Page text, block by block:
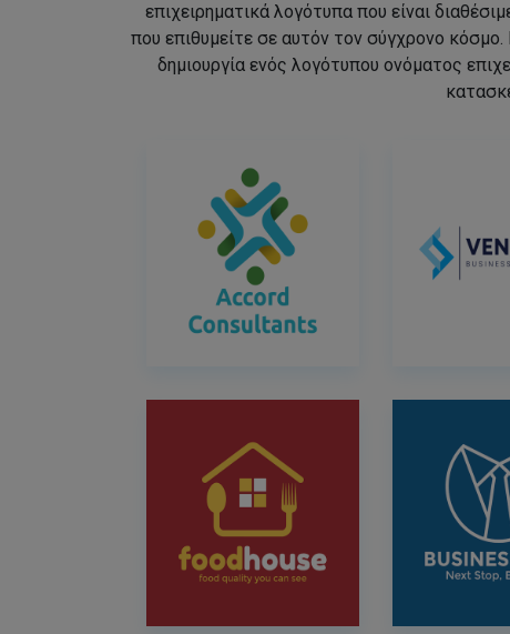
επιχειρηματικά λογότυπα που είναι
που επιθυμείτε σε αυτόν τον σύγχρονο
δημιουργία ενός λογότυπου ονόματος